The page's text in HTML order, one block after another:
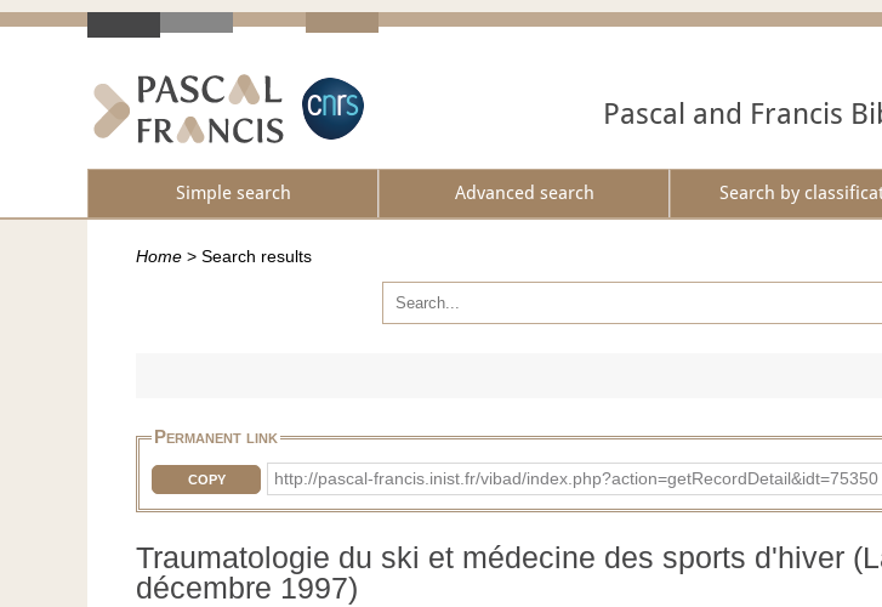
Pascal and Francis
Simple search Advanced search Search by
Home > Search results
Permanent link
COPY http://pascal-francis.inist.fr/vibad/index.php?action=getRecordDetail&idt=75350
Traumatologie du ski et médecine des sports d'hiver
décembre 1997)